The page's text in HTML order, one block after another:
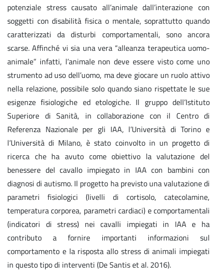
potenziale stress causato all’animale dall’interazione con
soggetti con disabilità fisica o mentale, soprattutto quando
caratterizzati da disturbi comportamentali, sono ancora
scarse. Affinché vi sia una vera “alleanza terapeutica uomo-
animale” infatti, l’animale non deve essere visto come uno
strumento ad uso dell’uomo, ma deve giocare un ruolo attivo
nella relazione, possibile solo quando siano rispettate le sue
esigenze fisiologiche ed etologiche. Il gruppo dell’Istituto
Superiore di Sanità, in collaborazione con il Centro di
Referenza Nazionale per gli IAA, l’Università di Torino e
l’Università di Milano, è stato coinvolto in un progetto di
ricerca che ha avuto come obiettivo la valutazione del
benessere del cavallo impiegato in IAA con bambini con
diagnosi di autismo. Il progetto ha previsto una valutazione di
parametri fisiologici (livelli di cortisolo, catecolamine,
temperatura corporea, parametri cardiaci) e comportamentali
(indicatori di stress) nei cavalli impiegati in IAA e ha
contributo a fornire importanti informazioni sul
comportamento e la risposta allo stress di animali impiegati
in questo tipo di interventi (De Santis et al. 2016).